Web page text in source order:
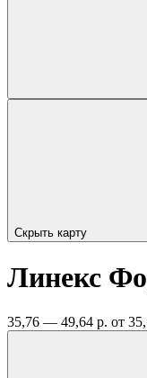
Скрыть карту
Линекс
35,76 — 49,64 р. от